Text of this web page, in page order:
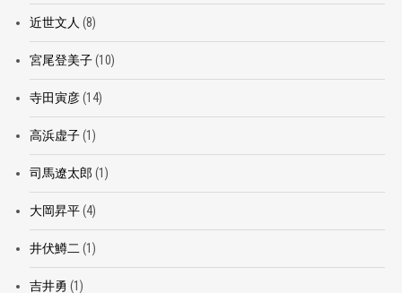
近世文人 (8)
宮尾登美子(10)
寺田寅彦(14)
高浜虚子(1)
司馬遼太郎 (1)
大岡昇平(4)
井伏鱒二 (1)
吉井勇 (1)